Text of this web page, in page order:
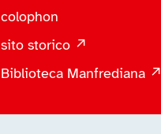
colophon
sito storico ↗
Biblioteca Manfrediana ↗